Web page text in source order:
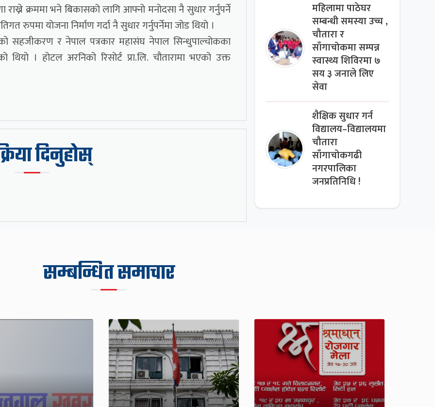
राख्ने क्रममा भने बिकासको लागि आफ्नो मनोदसा नै सुधार गर्नुपर्ने
रुपमा योजना निर्माण गर्दा नै सुधार गर्नुपर्नेमा जोड थियो ।
सहजीकरण र नेपाल पत्रकार महासंघ नेपाल सिन्धुपाल्चोकका
। होटल अरनिको रिसोर्ट प्रा.लि. चौतारामा भएको उक्त
दिनुहोस्
महिलामा पाठेघर
सम्बन्धी समस्या उच्च ,
चौतारा र
साँगाचोकमा सम्पन्न
स्वास्थ्य शिविरमा ७
सय ३ जनाले लिए
सेवा
शैक्षिक सुधार गर्न
विद्यालय–विद्यालयमा
चौतारा
साँगाचोकगढी
नगरपालिका
जनप्रतिनिधि !
सम्बन्धित समाचार